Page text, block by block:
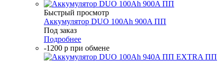
Быстрый просмотр
Аккумулятор DUO 100Аh 900A ПП
Под заказ
Подробнее
-1200 р при обмене